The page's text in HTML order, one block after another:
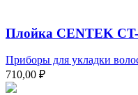
Плойка СENTEK СT-
Приборы для укладки
710,00 ₽